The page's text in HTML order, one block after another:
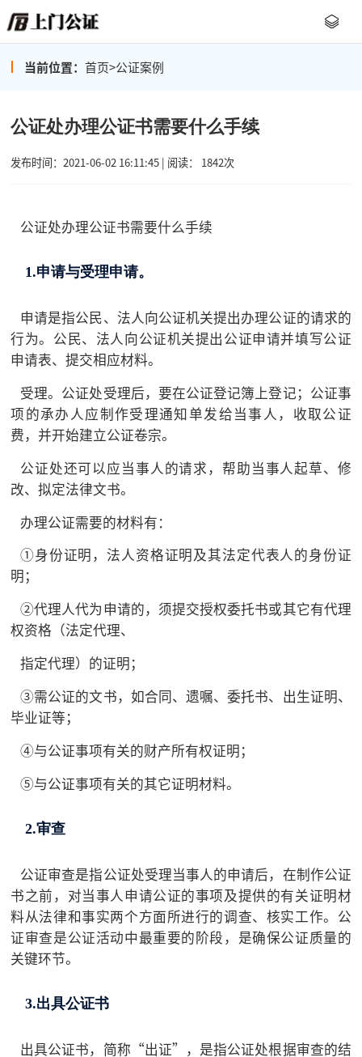
当前位置： 首页>公证案例
公证处办理公证书需要什么手续
发布时间：2021-06-02 16:11:45 | 阅读： 1842次
公证处办理公证书需要什么手续
1.申请与受理申请。
申请是指公民、法人向公证机关提出办理公证的请求的
行为。公民、法人向公证机关提出公证申请并填写公证
申请表、提交相应材料。
受理。公证处受理后，要在公证登记簿上登记；公证事
项的承办人应制作受理通知单发给当事人，收取公证
费，并开始建立公证卷宗。
公证处还可以应当事人的请求，帮助当事人起草、修
改、拟定法律文书。
办理公证需要的材料有：
①身份证明，法人资格证明及其法定代表人的身份证
明；
②代理人代为申请的，须提交授权委托书或其它有代理
权资格（法定代理、
指定代理）的证明；
③需公证的文书，如合同、遗嘱、委托书、出生证明、
毕业证等；
④与公证事项有关的财产所有权证明；
⑤与公证事项有关的其它证明材料。
2.审查
公证审查是指公证处受理当事人的申请后，在制作公证
书之前，对当事人申请公证的事项及提供的有关证明材
料从法律和事实两个方面所进行的调查、核实工作。公
证审查是公证活动中最重要的阶段，是确保公证质量的
关键环节。
3.出具公证书
出具公证书，简称“出证”，是指公证处根据审查的结